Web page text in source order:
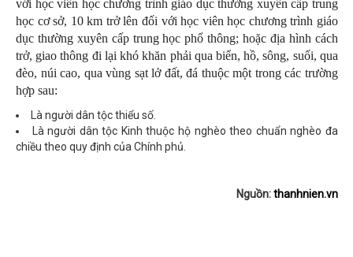
với học viên học chương trình giáo dục thường xuyên cấp trung
học cơ sở, 10 km trở lên đối với học viên học chương trình giáo
dục thường xuyên cấp trung học phổ thông; hoặc địa hình cách
trở, giao thông đi lại khó khăn phải qua biển, hồ, sông, suối, qua
đèo, núi cao, qua vùng sạt lở đất, đá thuộc một trong các trường
hợp sau:
Là người dân tộc thiểu số.
Là người dân tộc Kinh thuộc hộ nghèo theo chuẩn nghèo đa
chiều theo quy định của Chính phủ.
Nguồn:thanhnien.vn